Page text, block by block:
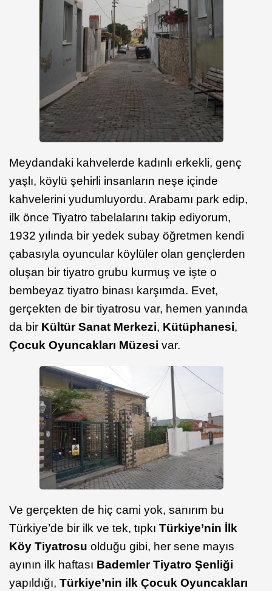
Meydandaki kahvelerde kadınlı erkekli, genç
yaşlı, köylü şehirli insanların neşe içinde
kahvelerini yudumluyordu. Arabamı park edip,
ilk önce Tiyatro tabelalarını takip ediyorum,
1932 yılında bir yedek subay öğretmen kendi
çabasıyla oyuncular köylüler olan gençlerden
oluşan bir tiyatro grubu kurmuş ve işte o
bembeyaz tiyatro binası karşımda. Evet,
gerçekten de bir tiyatrosu var, hemen yanında
da bir Kültür Sanat Merkezi, Kütüphanesi,
Çocuk Oyuncakları Müzesi var.
Ve gerçekten de hiç cami yok, sanırım bu
Türkiye’de bir ilk ve tek, tıpkı Türkiye’nin İlk
Köy Tiyatrosu olduğu gibi, her sene mayıs
ayının ilk haftası Bademler Tiyatro Şenliği
yapıldığı, Türkiye’nin ilk Çocuk Oyuncakları